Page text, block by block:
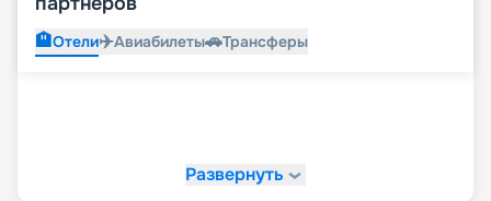
ожидания!
🏨Отели✈️Авиабилеты🚗Трансферы
Развернуть